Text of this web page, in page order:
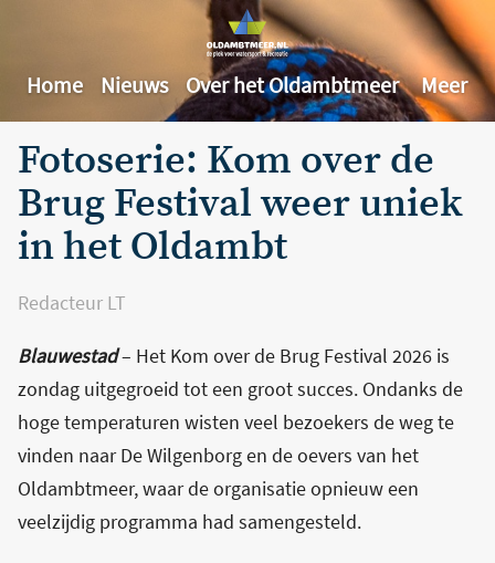
Home Nieuws Over het Oldambtmeer Meer
Fotoserie: Kom over de
Brug Festival weer uniek
in het Oldambt
Redacteur LT
Blauwestad– Het Kom over de Brug Festival 2026 is
zondag uitgegroeid tot een groot succes. Ondanks de
hoge temperaturen wisten veel bezoekers de weg te
vinden naar De Wilgenborg en de oevers van het
Oldambtmeer, waar de organisatie opnieuw een
veelzijdig programma had samengesteld.